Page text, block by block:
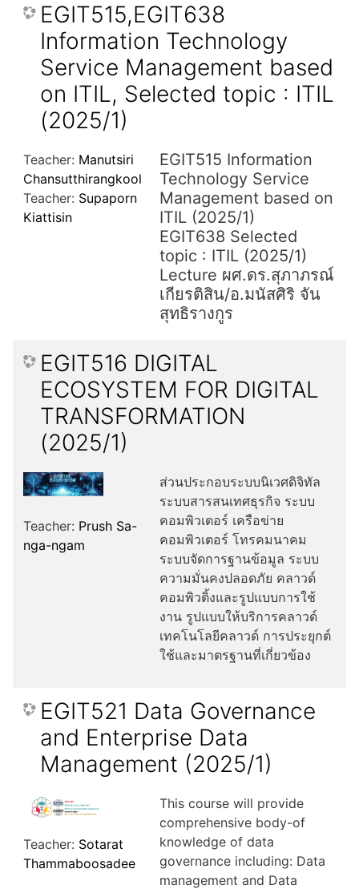
EGIT515,EGIT638
Information Technology
Service Management based
on ITIL, Selected topic : ITIL
(2025/1)
EGIT515 Information
Technology Service
Management based on
ITIL (2025/1)
EGIT638 Selected
topic : ITIL (2025/1)
Lecture ผศ.ดร.สุภาภรณ์
เกียรติสิน/อ.มนัสศิริ จัน
สุทธิรางกูร
Teacher: Manutsiri
Chansutthirangkool
Teacher: Supaporn
Kiattisin
EGIT516 DIGITAL
ECOSYSTEM FOR DIGITAL
TRANSFORMATION
(2025/1)
ส่วนประกอบระบบนิเวศดิจิทัล
ระบบสารสนเทศธุรกิจ ระบบ
คอมพิวเตอร์ เครือข่าย
คอมพิวเตอร์ โทรคมนาคม
ระบบจัดการฐานข้อมูล ระบบ
ความมั่นคงปลอดภัย คลาวด์
คอมพิวติ้งและรูปแบบการใช้
งาน รูปแบบให้บริการคลาวด์
เทคโนโลยีคลาวด์ การประยุกต์
ใช้และมาตรฐานที่เกี่ยวข้อง
Teacher: Prush Sa-
nga-ngam
EGIT521 Data Governance
and Enterprise Data
Management (2025/1)
This course will provide
comprehensive body-of
knowledge of data
governance including: Data
management and Data
Teacher: Sotarat
Thammaboosadee